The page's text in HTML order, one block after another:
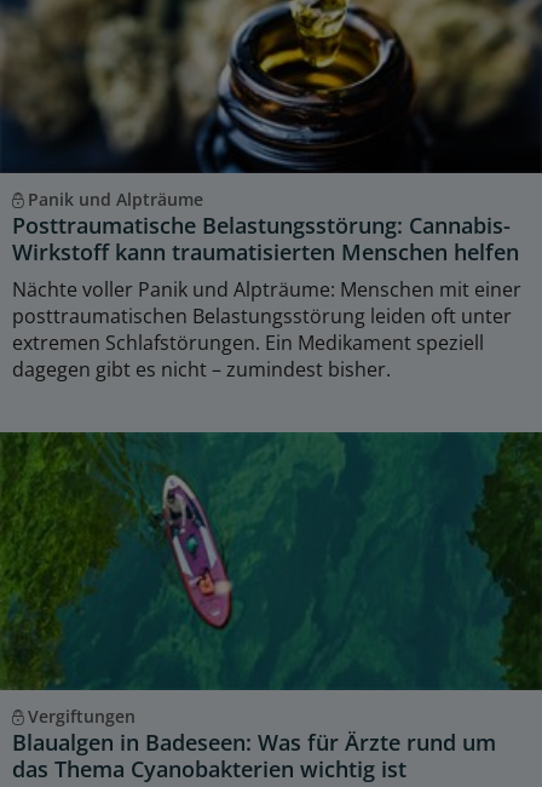
Panik und Alpträume
Posttraumatische Belastungsstörung: Cannabis-
Wirkstoff kann traumatisierten Menschen helfen
Nächte voller Panik und Alpträume: Menschen mit einer
posttraumatischen Belastungsstörung leiden oft unter
extremen Schlafstörungen. Ein Medikament speziell
dagegen gibt es nicht – zumindest bisher.
Vergiftungen
Blaualgen in Badeseen: Was für Ärzte rund um
das Thema Cyanobakterien wichtig ist